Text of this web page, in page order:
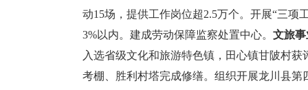
动15场，提供工作岗位超2.5万个。开展“三项
3%以内。建成劳动保障监察处置中心。 文旅
入选省级文化和旅游特色镇，田心镇甘陂村
考棚、胜利村塔完成修缮。组织开展龙川县